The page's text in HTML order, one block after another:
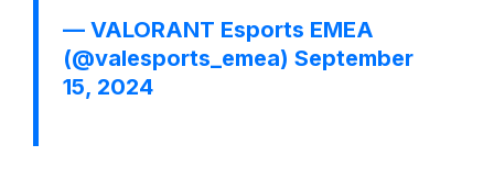
— VALORANT Esports EMEA
(@valesports_emea) September
15, 2024